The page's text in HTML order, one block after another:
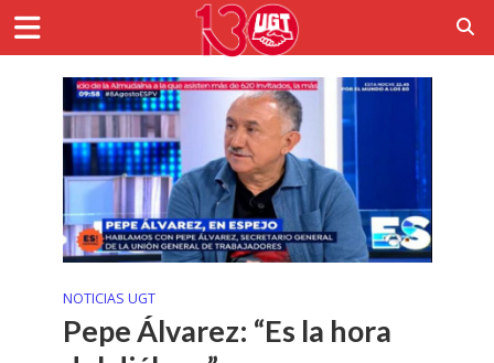
NOTICIAS UGT
Pepe Álvarez: “Es la hora